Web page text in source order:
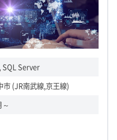
SQL Server
市 (JR南武線,京王線)